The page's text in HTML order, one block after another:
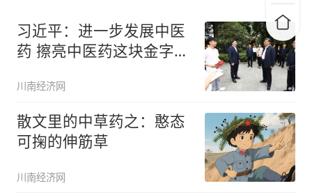
习近平：进一步发展中医
药 擦亮中医药这块金字招
川南经济网
散文里的中草药之：憨态
可掬的伸筋草
川南经济网